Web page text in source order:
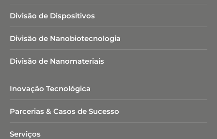
Divisão de Dispositivos
Divisão de Nanobiotecnologia​
Divisão de Nanomateriais
Inovação Tecnológica
Parcerias & Casos de Sucesso
Serviços